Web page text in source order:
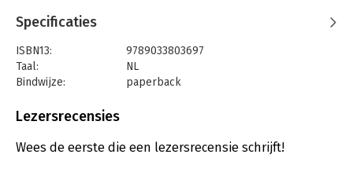
zelfvertrouwen.
met welk onderwerp je het eerst aan de slag gaat. Wijsheid,
strijd, motivatie, moed, relaties, zelfzorg, geloofsleven en
doorzettingsvermogen.
Brandstof voor je brein reikt niet alleen principes aan, maar
ontwikkelen, die je dagelijks leven veranderen.
Specificaties
ISBN13:
9789033803697
Taal:
NL
Bindwijze:
paperback
Uitgever:
Verschijningsdatum:
5-6-2023
Lezersrecensies
Wees de eerste die een lezersrecensie schrijft!